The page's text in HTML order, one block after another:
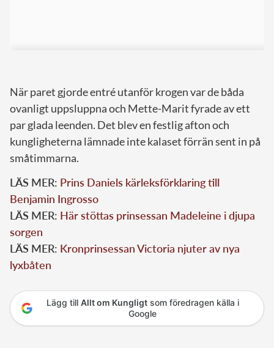
När paret gjorde entré utanför krogen var de båda
ovanligt uppsluppna och Mette-Marit fyrade av ett
par glada leenden. Det blev en festlig afton och
kungligheterna lämnade inte kalaset förrän sent in på
småtimmarna.
LÄS MER: Prins Daniels kärleksförklaring till
Benjamin Ingrosso
LÄS MER: Här stöttas prinsessan Madeleine i djupa
sorgen
LÄS MER: Kronprinsessan Victoria njuter av nya
lyxbåten
Lägg till Allt om Kungligtsom föredragen källa i
Google